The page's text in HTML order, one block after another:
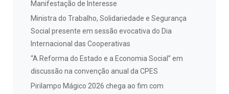
Manifestação de Interesse
Ministra do Trabalho, Solidariedade e Segurança
Social presente em sessão evocativa do Dia
Internacional das Cooperativas
“A Reforma do Estado e a Economia Social” em
discussão na convenção anual da CPES
Pirilampo Mágico 2026 chega ao fim com